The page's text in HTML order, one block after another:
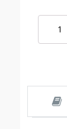
Cantitate